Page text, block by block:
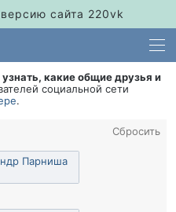
сайта 220vk
узнать, какие общие друзья и
социальной сети
.
Сбросить
Парниша